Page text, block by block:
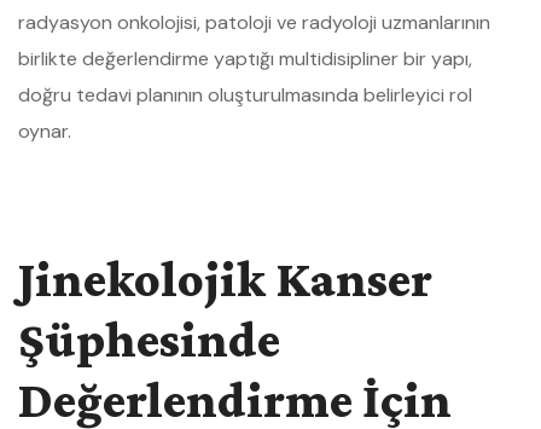
radyasyon onkolojisi, patoloji ve radyoloji uzmanlarının
birlikte değerlendirme yaptığı multidisipliner bir yapı,
doğru tedavi planının oluşturulmasında belirleyici rol
oynar.
Jinekolojik Kanser
Şüphesinde
Değerlendirme İçin